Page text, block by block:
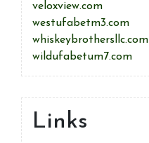
veloxview.com
westufabetm3.com
whiskeybrothersllc.com
wildufabetum7.com
Links